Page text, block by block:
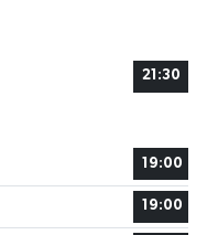
21:30
19:00
19:00